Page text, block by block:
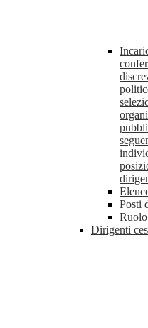
Posti
Dirigenti